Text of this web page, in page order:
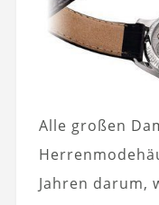
Alle großen
Jahren darum,